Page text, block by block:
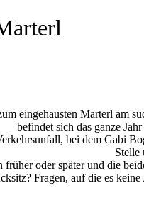
eingehausten Marterl am
befindet sich das ganze
bei dem Gabi
Stelle
oder später und die
Fragen, auf die es